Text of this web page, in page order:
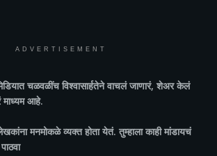
ADVERTISEMENT
चळवळींच विश्वासार्हतेने वाचलं जाणारं, शेअर केलं
माध्यम आहे.
मनमोकळे व्यक्त होता येतं. तुम्हाला काही मांडायचं